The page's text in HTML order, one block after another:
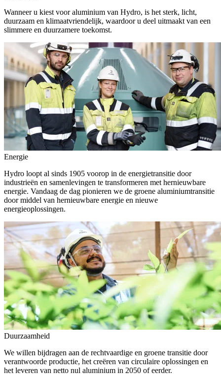
Wanneer u kiest voor aluminium van Hydro, is het sterk, licht,
duurzaam en klimaatvriendelijk, waardoor u deel uitmaakt van een
slimmere en duurzamere toekomst.
Energie
Hydro loopt al sinds 1905 voorop in de energietransitie door
industrieën en samenlevingen te transformeren met hernieuwbare
energie. Vandaag de dag pionieren we de groene aluminiumtransitie
door middel van hernieuwbare energie en nieuwe
energieoplossingen.
Duurzaamheid
We willen bijdragen aan de rechtvaardige en groene transitie door
verantwoorde productie, het creëren van circulaire oplossingen en
het leveren van netto nul aluminium in 2050 of eerder.